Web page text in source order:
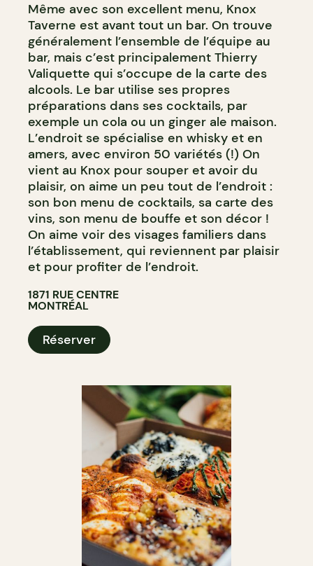
BAR À COCKTAIL
Même avec son excellent menu, Knox
Taverne est avant tout un bar. On trouve
généralement l’ensemble de l’équipe au
bar, mais c’est principalement Thierry
Valiquette qui s’occupe de la carte des
alcools. Le bar utilise ses propres
préparations dans ses cocktails, par
exemple un cola ou un ginger ale maison.
L’endroit se spécialise en whisky et en
amers, avec environ 50 variétés (!) On
vient au Knox pour souper et avoir du
plaisir, on aime un peu tout de l’endroit :
son bon menu de cocktails, sa carte des
vins, son menu de bouffe et son décor !
On aime voir des visages familiers dans
l’établissement, qui reviennent par plaisir
et pour profiter de l’endroit.
1871 RUE CENTRE
MONTRÉAL
Réserver